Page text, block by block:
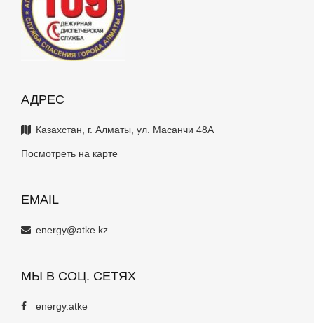
АДРЕС
Казахстан, г. Алматы, ул. Масанчи 48А
Посмотреть на карте
EMAIL
energy@atke.kz
МЫ В СОЦ. СЕТЯХ
energy.atke